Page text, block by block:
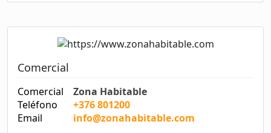
Comercial
Comercial
Zona Habitable
Teléfono
+376 801200
Email
info@zonahabitable.com